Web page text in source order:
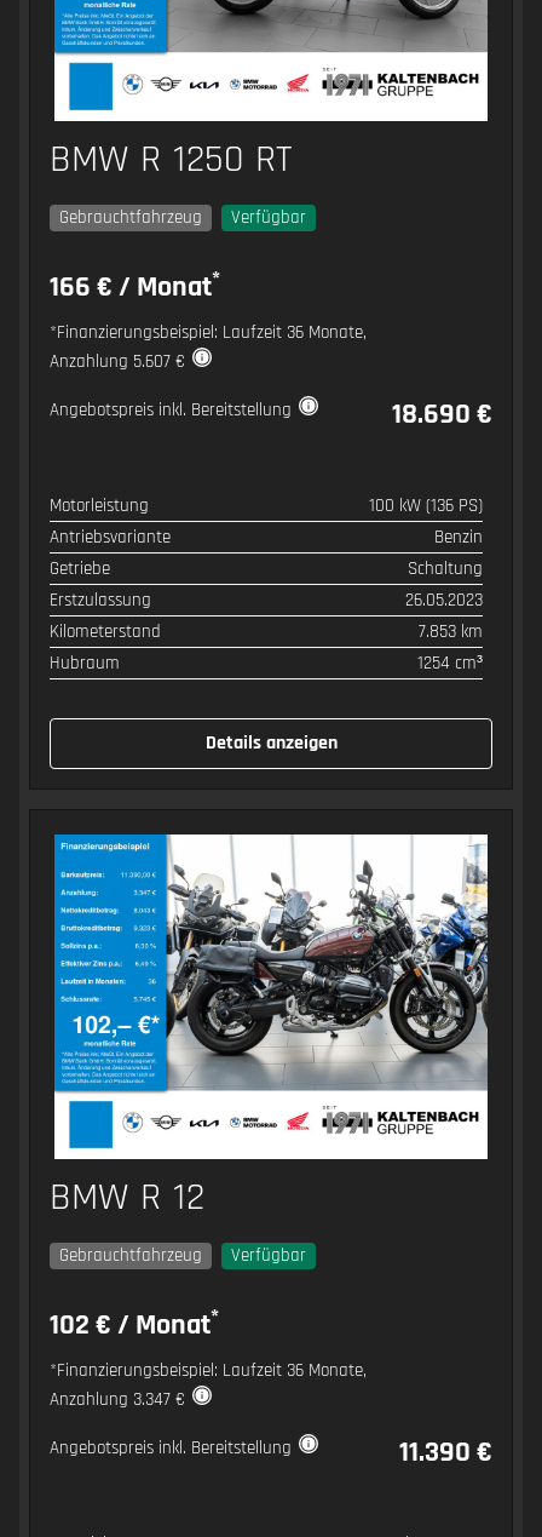
BMW R 1250 RT
Gebrauchtfahrzeug Verfügbar
166 € / Monat*
*Finanzierungsbeispiel: Laufzeit 36 Monate,
Anzahlung 5.607 €
Angebotspreis inkl. Bereitstellung 18.690 €
SPEZIFIKATION WERT
Motorleistung
100 kW (136 PS)
Antriebsvariante
Benzin
Getriebe
Schaltung
Erstzulassung
26.05.2023
Kilometerstand
7.853 km
Hubraum
1254 cm³
Details anzeigen
BMW R 12
Gebrauchtfahrzeug Verfügbar
102 € / Monat*
*Finanzierungsbeispiel: Laufzeit 36 Monate,
Anzahlung 3.347 €
Angebotspreis inkl. Bereitstellung 11.390 €